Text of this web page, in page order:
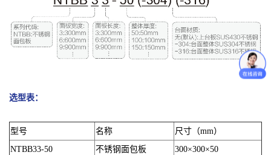
选型表：
型号 名称
尺寸（mm）
NTBB33-50
不锈钢面包板
300×300×50